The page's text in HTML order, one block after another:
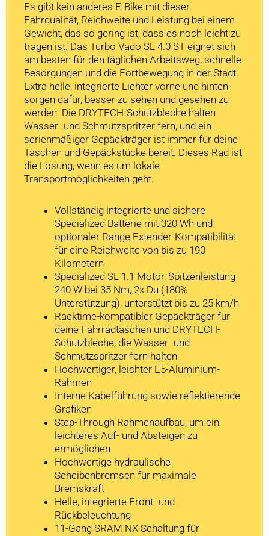
Es gibt kein anderes E-Bike mit dieser
Fahrqualität, Reichweite und Leistung bei einem
Gewicht, das so gering ist, dass es noch leicht zu
tragen ist. Das Turbo Vado SL 4.0 ST eignet sich
am besten für den täglichen Arbeitsweg, schnelle
Besorgungen und die Fortbewegung in der Stadt.
Extra helle, integrierte Lichter vorne und hinten
sorgen dafür, besser zu sehen und gesehen zu
werden. Die DRYTECH-Schutzbleche halten
Wasser- und Schmutzspritzer fern, und ein
serienmäßiger Gepäckträger ist immer für deine
Taschen und Gepäckstücke bereit. Dieses Rad ist
die Lösung, wenn es um lokale
Transportmöglichkeiten geht.
Vollständig integrierte und sichere
Specialized Batterie mit 320 Wh und
optionaler Range Extender-Kompatibilität
für eine Reichweite von bis zu 190
Kilometern
Specialized SL 1.1 Motor, Spitzenleistung
240 W bei 35 Nm, 2x Du (180%
Unterstützung), unterstützt bis zu 25 km/h
Racktime-kompatibler Gepäckträger für
deine Fahrradtaschen und DRYTECH-
Schutzbleche, die Wasser- und
Schmutzspritzer fern halten
Hochwertiger, leichter E5-Aluminium-
Rahmen
Interne Kabelführung sowie reflektierende
Grafiken
Step-Through Rahmenaufbau, um ein
leichteres Auf- und Absteigen zu
ermöglichen
Hochwertige hydraulische
Scheibenbremsen für maximale
Bremskraft
Helle, integrierte Front- und
Rückbeleuchtung
11-Gang SRAM NX Schaltung für